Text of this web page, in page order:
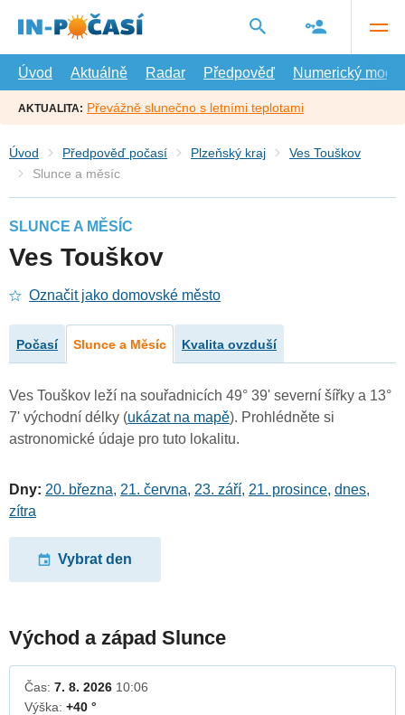
hlavní
Úvod
Aktuálně Radar Předpověď Numerický model
AKTUALITA: Převážně slunečno s letními teplotami
Úvod Předpověď počasí Plzeňský kraj
Ves Touškov
Slunce a měsíc
SLUNCE A MĚSÍC
Ves Touškov
Označit jako domovské město
Počasí Slunce a Měsíc Kvalita ovzduší
Ves Touškov leží na souřadnicích 49° 39' severní šířky a 13°
7' východní délky (ukázat na mapě). Prohlédněte si
astronomické údaje pro tuto lokalitu.
Dny: 20. března, 21. června, 23. září, 21. prosince, dnes,
zítra
Vybrat den
Východ a západ Slunce
Čas: 7. 8. 2026 10:06
Výška: +40 °